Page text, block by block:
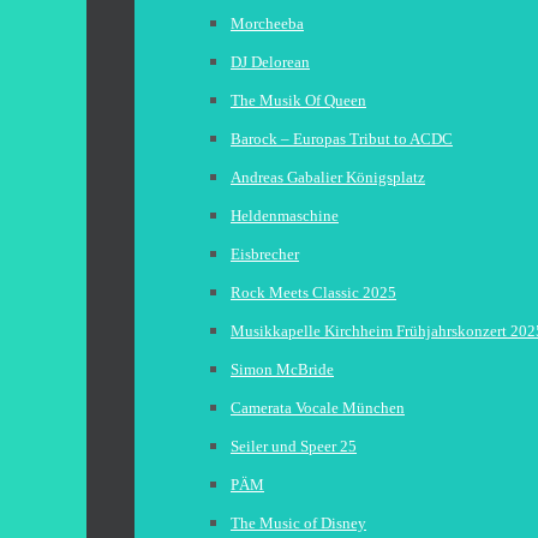
Morcheeba
DJ Delorean
The Musik Of Queen
Barock – Europas Tribut to ACDC
Andreas Gabalier Königsplatz
Heldenmaschine
Eisbrecher
Rock Meets Classic 2025
Musikkapelle Kirchheim Frühjahrskonzert
Simon McBride
Camerata Vocale München
Seiler und Speer 25
PÄM
The Music of Disney